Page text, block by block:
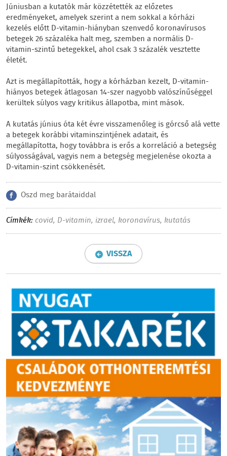
Júniusban a kutatók már közzétették az előzetes
eredményeket, amelyek szerint a nem sokkal a kórházi
kezelés előtt D-vitamin-hiányban szenvedő koronavírusos
betegek 26 százaléka halt meg, szemben a normális D-
vitamin-szintű betegekkel, ahol csak 3 százalék vesztette
életét.
Azt is megállapították, hogy a kórházban kezelt, D-vitamin-
hiányos betegek átlagosan 14-szer nagyobb valószínűséggel
kerültek súlyos vagy kritikus állapotba, mint mások.
A kutatás június óta két évre visszamenőleg is górcső alá vette
a betegek korábbi vitaminszintjének adatait, és
megállapította, hogy továbbra is erős a korreláció a betegség
súlyosságával, vagyis nem a betegség megjelenése okozta a
D-vitamin-szint csökkenését.
Oszd meg barátaiddal
Címkék: covid, D-vitamin, izrael, koronavírus, kutatás
VISSZA